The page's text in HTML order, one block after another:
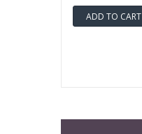
ADD TO CART